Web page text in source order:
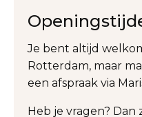
Je bent altijd
Rotterdam, maar
een afspraak via
Heb je vragen? Dan